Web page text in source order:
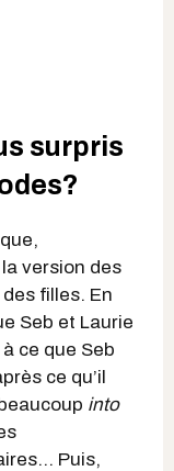
surpris
version des
filles. En
Seb et Laurie
ce que Seb
ce qu’il
into
Puis,